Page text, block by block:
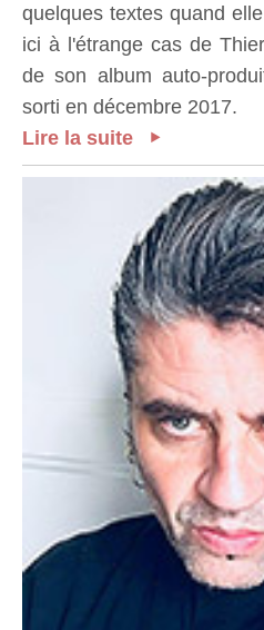
quelques textes quand
ici à l'étrange cas de
de son album auto-
sorti en décembre 2017.
Lire la suite